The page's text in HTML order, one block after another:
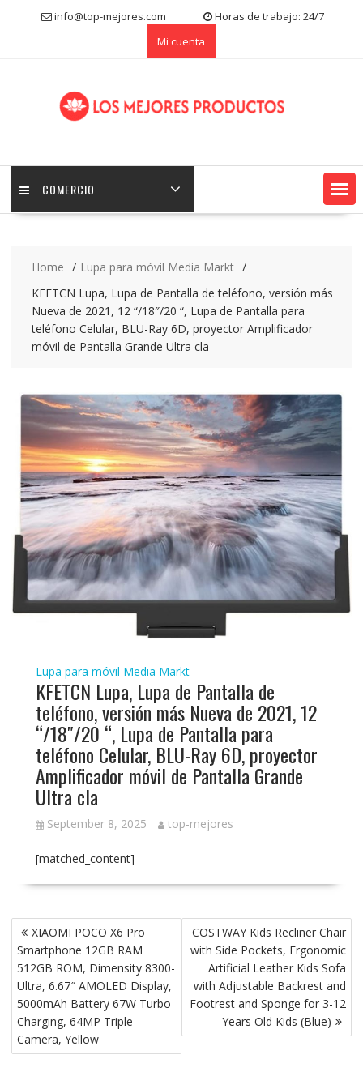
t
info@top-mejores.com
Horas de trabajo: 24/7
Mi cuenta
COMERCIO
Home
Lupa para móvil Media Markt
KFETCN Lupa, Lupa de Pantalla de teléfono, versión más
Nueva de 2021, 12 “/18″/20 “, Lupa de Pantalla para
teléfono Celular, BLU-Ray 6D, proyector Amplificador
móvil de Pantalla Grande Ultra cla
Lupa para móvil Media Markt
KFETCN Lupa, Lupa de Pantalla de
teléfono, versión más Nueva de 2021, 12
“/18″/20 “, Lupa de Pantalla para
teléfono Celular, BLU-Ray 6D, proyector
Amplificador móvil de Pantalla Grande
Ultra cla
September 8, 2025 top-mejores
[matched_content]
P
o
s
t
n
a
v
XIAOMI POCO X6 Pro
Smartphone 12GB RAM
512GB ROM, Dimensity 8300-
Ultra, 6.67″ AMOLED Display,
5000mAh Battery 67W Turbo
Charging, 64MP Triple
Camera, Yellow
COSTWAY Kids Recliner Chair
with Side Pockets, Ergonomic
Artificial Leather Kids Sofa
with Adjustable Backrest and
Footrest and Sponge for 3-12
Years Old Kids (Blue)